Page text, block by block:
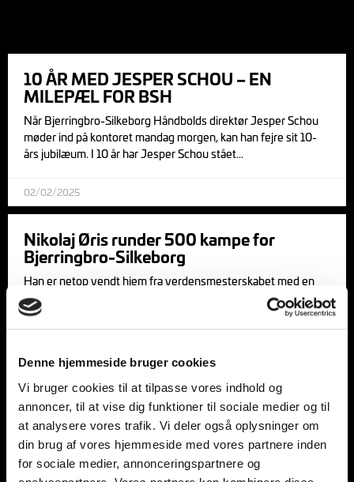
Denne hjemmeside bruger cookies
Vi bruger cookies til at tilpasse vores indhold og
annoncer, til at vise dig funktioner til sociale medier og til
at analysere vores trafik. Vi deler også oplysninger om
din brug af vores hjemmeside med vores partnere inden
for sociale medier, annonceringspartnere og
10 ÅR MED JESPER SCHOU – EN
MILEPÆL FOR BSH
Når Bjerringbro-Silkeborg Håndbolds direktør Jesper Schou
møder ind på kontoret mandag morgen, kan han fejre sit 10-
års jubilæum. I 10 år har Jesper Schou stået
02/02/2025
Nikolaj Øris runder 500 kampe for
Bjerringbro-Silkeborg
Han er netop vendt hjem fra verdensmesterskabet med en
medalje om halsen af højeste karat. Torsdag spiller Nikolaj Øris
sin kamp nummer 500 for Bjerringbro-Silkeborg,